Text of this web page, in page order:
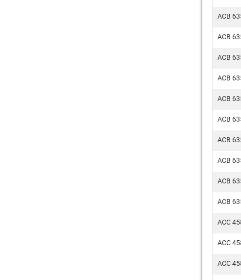
ACB
ACB
ACB
ACB
ACB
ACB
ACB
ACB
ACB
ACB
ACC
ACC
ACC